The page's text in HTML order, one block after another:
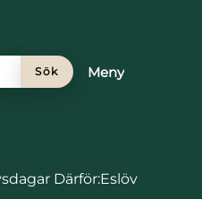
Sök
Meny
Därför:Eslöv